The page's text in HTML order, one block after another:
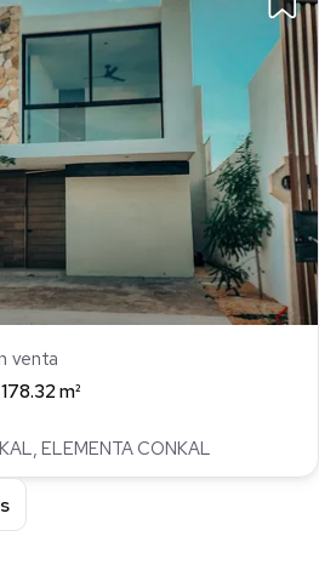
venta
178.32 m²
ELEMENTA CONKAL